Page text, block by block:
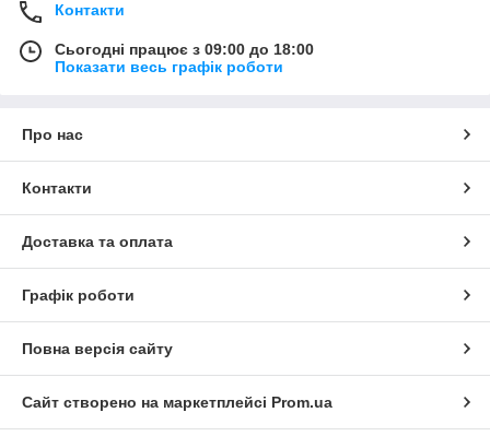
Контакти
Сьогодні працює з 09:00 до 18:00
Показати весь графік роботи
Про нас
Контакти
Доставка та оплата
Графік роботи
Повна версія сайту
Сайт створено на маркетплейсі Prom.ua